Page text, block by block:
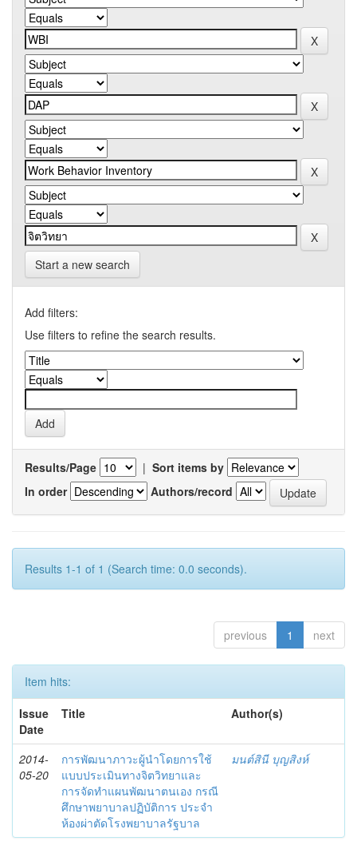
Start a new search
Add filters:
Use filters to refine the search results.
Results/Page | Sort items by
In order
Authors/record
Results 1-1 of 1 (Search time: 0.0 seconds).
previous 1 next
Item hits:
Issue
Date
Title Author(s)
2014-
05-20
การพัฒนาภาวะผู้นำโดยการใช้
แบบประเมินทางจิตวิทยาและ
การจัดทำแผนพัฒนาตนเอง กรณี
ศึกษาพยาบาลปฏิบัติการ ประจำ
ห้องผ่าตัดโรงพยาบาลรัฐบาล
มนต์สินี บุญสิงห์